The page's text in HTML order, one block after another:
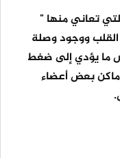
تعاني منها "
ووجود وصلة
ما يؤدي إلى ضغط
بعض أعضاء